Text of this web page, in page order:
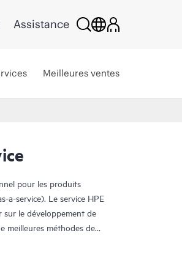
Assistance
Meilleures ventes
pour les produits
a-service). Le service HPE
sur le développement de
meilleures méthodes de